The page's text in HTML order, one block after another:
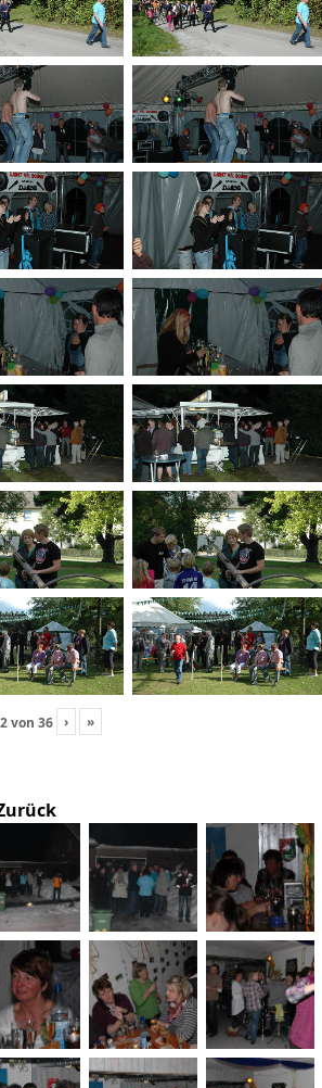
2von 36 › »